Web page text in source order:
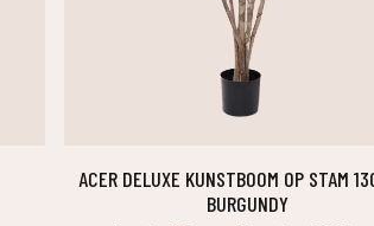
ACER DELUXE KUNSTBOOM OP STAM 130CM –
BURGUNDY